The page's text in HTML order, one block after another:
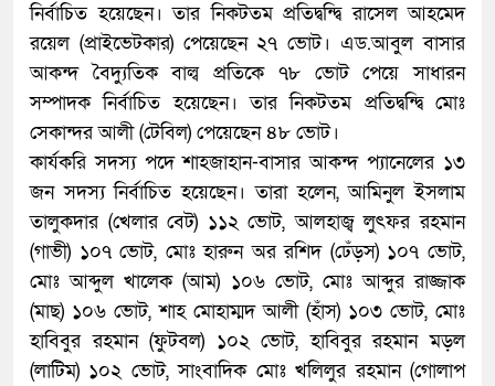
নির্বাচিত হয়েছেন। তার নিকটতম প্রতিদ্বন্দ্বি রাসেল আহমেদ
রয়েল (প্রাইভেটকার) পেয়েছেন ২৭ ভোট। এড.আবুল বাসার
আকন্দ বৈদ্যুতিক বাল্ব প্রতিকে ৭৮ ভোট পেয়ে সাধারন
সম্পাদক নির্বাচিত হয়েছেন। তার নিকটতম প্রতিদ্বন্দ্বি মোঃ
সেকান্দর আলী (টেবিল) পেয়েছেন ৪৮ ভোট।
কার্যকরি সদস্য পদে শাহজাহান-বাসার আকন্দ প্যানেলের ১৩
জন সদস্য নির্বাচিত হয়েছেন। তারা হলেন, আমিনুল ইসলাম
তালুকদার (খেলার বেট) ১১২ ভোট, আলহাজ্ব লুৎফর রহমান
(গাভী) ১০৭ ভোট, মোঃ হারুন অর রশিদ (ঢেঁড়স) ১০৭ ভোট,
মোঃ আব্দুল খালেক (আম) ১০৬ ভোট, মোঃ আব্দুর রাজ্জাক
(মাছ) ১০৬ ভোট, শাহ মোহাম্মদ আলী (হাঁস) ১০৩ ভোট, মোঃ
হাবিবুর রহমান (ফুটবল) ১০২ ভোট, হাবিবুর রহমান মড়ল
(লাটিম) ১০২ ভোট, সাংবাদিক মোঃ খলিলুর রহমান (গোলাপ